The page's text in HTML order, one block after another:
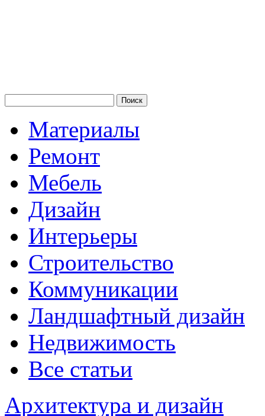
Материалы
Ремонт
Мебель
Дизайн
Интерьеры
Строительство
Коммуникации
Ландшафтный дизайн
Недвижимость
Все статьи
Архитектура и дизайн